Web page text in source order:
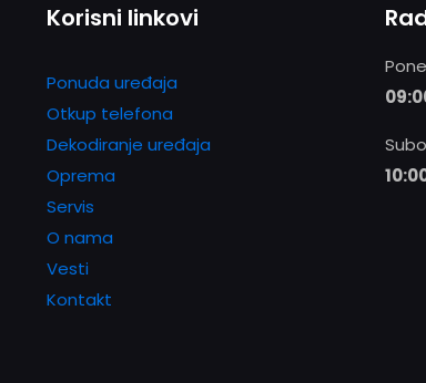
Korisni linkovi
Ponuda uređaja
Otkup telefona
Dekodiranje uređaja
Oprema
Servis
O nama
Vesti
Kontakt